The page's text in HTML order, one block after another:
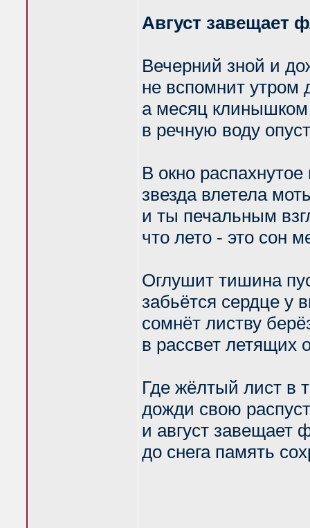
Август завещает
Вечерний зной и
не вспомнит утром
а месяц клинышком
в речную воду
В окно распахнутое
звезда влетела
и ты печальным
что лето - это сон
Оглушит тишина
забьётся сердце у
сомнёт листву
в рассвет летящих
Где жёлтый лист в
дожди свою
и август завещает
до снега память